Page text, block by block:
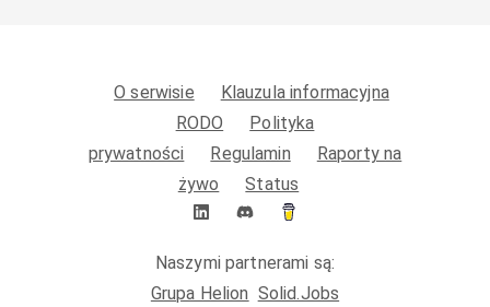
O serwisie
Klauzula informacyjna
RODO
Polityka
prywatności
Regulamin
Raporty na
żywo
Status
Naszymi partnerami są:
Grupa Helion Solid.Jobs